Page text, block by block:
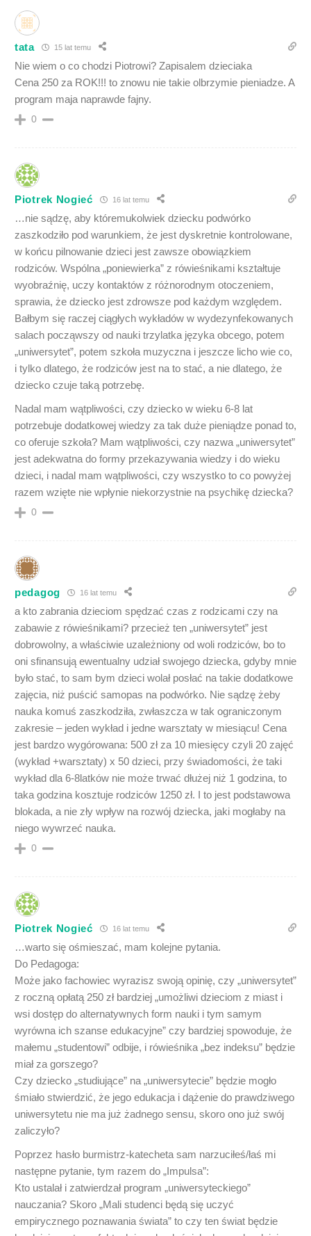
tata 15 lat temu
Nie wiem o co chodzi Piotrowi? Zapisalem dzieciaka
Cena 250 za ROK!!! to znowu nie takie olbrzymie pieniadze. A
program maja naprawde fajny.
0
Piotrek Nogieć 16 lat temu
…nie sądzę, aby któremukolwiek dziecku podwórko
zaszkodziło pod warunkiem, że jest dyskretnie kontrolowane,
w końcu pilnowanie dzieci jest zawsze obowiązkiem
rodziców. Wspólna „poniewierka” z rówieśnikami kształtuje
wyobraźnię, uczy kontaktów z różnorodnym otoczeniem,
sprawia, że dziecko jest zdrowsze pod każdym względem.
Bałbym się raczej ciągłych wykładów w wydezynfekowanych
salach począwszy od nauki trzylatka języka obcego, potem
„uniwersytet”, potem szkoła muzyczna i jeszcze licho wie co,
i tylko dlatego, że rodziców jest na to stać, a nie dlatego, że
dziecko czuje taką potrzebę.
Nadal mam wątpliwości, czy dziecko w wieku 6-8 lat
potrzebuje dodatkowej wiedzy za tak duże pieniądze ponad to,
co oferuje szkoła? Mam wątpliwości, czy nazwa „uniwersytet”
jest adekwatna do formy przekazywania wiedzy i do wieku
dzieci, i nadal mam wątpliwości, czy wszystko to co powyżej
razem wzięte nie wpłynie niekorzystnie na psychikę dziecka?
0
pedagog 16 lat temu
a kto zabrania dzieciom spędzać czas z rodzicami czy na
zabawie z rówieśnikami? przecież ten „uniwersytet” jest
dobrowolny, a właściwie uzależniony od woli rodziców, bo to
oni sfinansują ewentualny udział swojego dziecka, gdyby mnie
było stać, to sam bym dzieci wolał posłać na takie dodatkowe
zajęcia, niż puścić samopas na podwórko. Nie sądzę żeby
nauka komuś zaszkodziła, zwłaszcza w tak ograniczonym
zakresie – jeden wykład i jedne warsztaty w miesiącu! Cena
jest bardzo wygórowana: 500 zł za 10 miesięcy czyli 20 zajęć
(wykład +warsztaty) x 50 dzieci, przy świadomości, że taki
wykład dla 6-8latków nie może trwać dłużej niż 1 godzina, to
taka godzina kosztuje rodziców 1250 zł. I to jest podstawowa
blokada, a nie zły wpływ na rozwój dziecka, jaki mogłaby na
niego wywrzeć nauka.
0
Piotrek Nogieć 16 lat temu
…warto się ośmieszać, mam kolejne pytania.
Do Pedagoga:
Może jako fachowiec wyrazisz swoją opinię, czy „uniwersytet”
z roczną opłatą 250 zł bardziej „umożliwi dzieciom z miast i
wsi dostęp do alternatywnych form nauki i tym samym
wyrówna ich szanse edukacyjne” czy bardziej spowoduje, że
małemu „studentowi” odbije, i rówieśnika „bez indeksu” będzie
miał za gorszego?
Czy dziecko „studiujące” na „uniwersytecie” będzie mogło
śmiało stwierdzić, że jego edukacja i dążenie do prawdziwego
uniwersytetu nie ma już żadnego sensu, skoro ono już swój
zaliczyło?
Poprzez hasło burmistrz-katecheta sam narzuciłeś/łaś mi
następne pytanie, tym razem do „Impulsa”:
Kto ustalał i zatwierdzał program „uniwersyteckiego”
nauczania? Skoro „Mali studenci będą się uczyć
empirycznego poznawania świata” to czy ten świat będzie